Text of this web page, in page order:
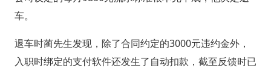
车。
退车时蔺先生发现，除了合同约定的3000元违约金外，
入职时绑定的支付软件还发生了自动扣款，截至反馈时已